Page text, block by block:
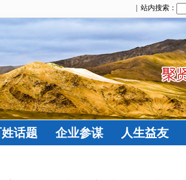
| 站内搜索：
话题 企业参谋 人生益友